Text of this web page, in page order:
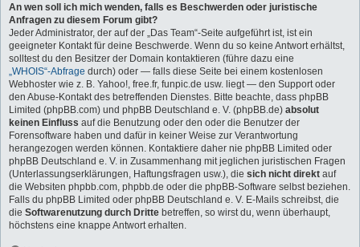
An wen soll ich mich wenden, falls es Beschwerden oder juristische
Anfragen zu diesem Forum gibt?
Jeder Administrator, der auf der „Das Team“-Seite aufgeführt ist, ist ein
geeigneter Kontakt für deine Beschwerde. Wenn du so keine Antwort erhältst,
solltest du den Besitzer der Domain kontaktieren (führe dazu eine
„WHOIS“-Abfrage durch) oder — falls diese Seite bei einem kostenlosen
Webhoster wie z. B. Yahoo!, free.fr, funpic.de usw. liegt — den Support oder
den Abuse-Kontakt des betreffenden Dienstes. Bitte beachte, dass phpBB
Limited (phpBB.com) und phpBB Deutschland e. V. (phpBB.de) absolut
keinen Einfluss auf die Benutzung oder den oder die Benutzer der
Forensoftware haben und dafür in keiner Weise zur Verantwortung
herangezogen werden können. Kontaktiere daher nie phpBB Limited oder
phpBB Deutschland e. V. in Zusammenhang mit jeglichen juristischen Fragen
(Unterlassungserklärungen, Haftungsfragen usw.), die sich nicht direkt auf
die Websiten phpbb.com, phpbb.de oder die phpBB-Software selbst beziehen.
Falls du phpBB Limited oder phpBB Deutschland e. V. E-Mails schreibst, die
die Softwarenutzung durch Dritte betreffen, so wirst du, wenn überhaupt,
höchstens eine knappe Antwort erhalten.